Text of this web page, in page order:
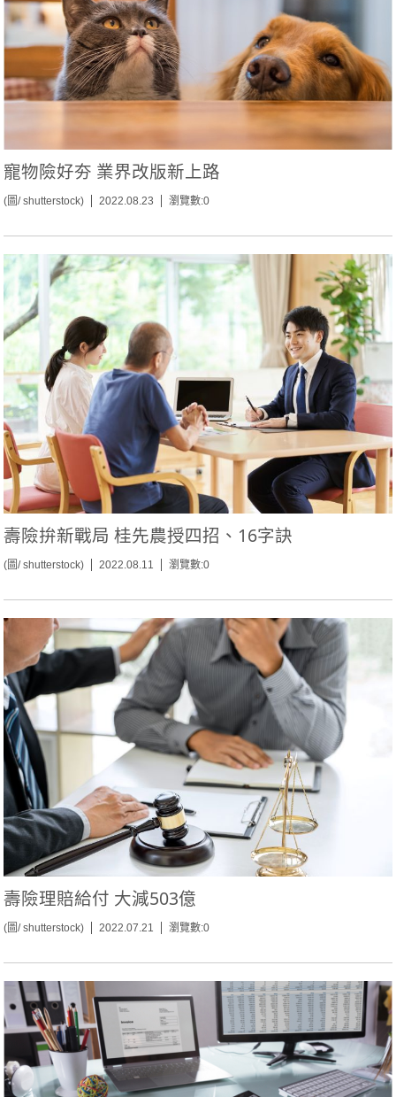
寵物險好夯 業界改版新上路
(圖/ shutterstock) 2022.08.23 瀏覽數:0
壽險拚新戰局 桂先農授四招、16字訣
(圖/ shutterstock) 2022.08.11 瀏覽數:0
壽險理賠給付 大減503億
(圖/ shutterstock) 2022.07.21 瀏覽數:0